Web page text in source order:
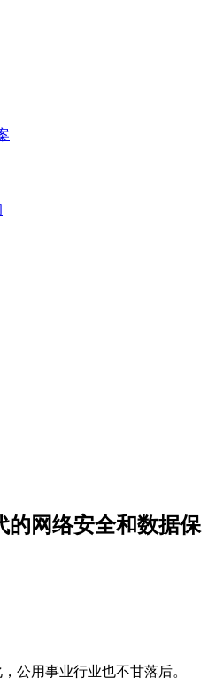
的网络安全和数据保
公用事业行业也不甘落后。